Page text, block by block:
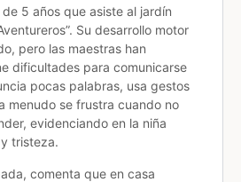
5 años que asiste al jardín
Su desarrollo motor
pero las maestras han
dificultades para comunicarse
pocas palabras, usa gestos
menudo se frustra cuando no
evidenciando en la niña
tristeza.
comenta que en casa